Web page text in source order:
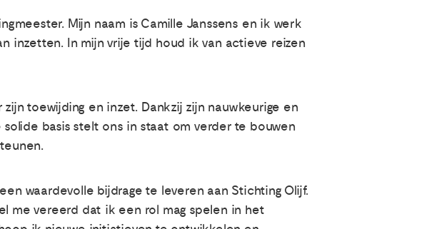
Mijn naam is Camille Janssens en ik werk
inzetten. In mijn vrije tijd houd ik van actieve reizen
toewijding en inzet. Dankzij zijn nauwkeurige en
basis stelt ons in staat om verder te bouwen
waardevolle bijdrage te leveren aan Stichting Olijf.
me vereerd dat ik een rol mag spelen in het